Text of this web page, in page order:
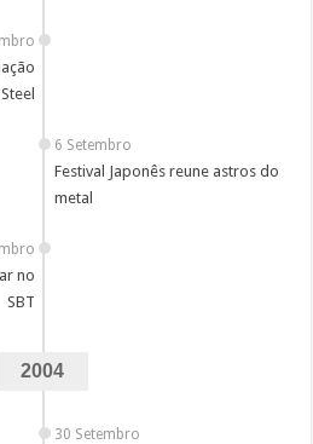
6 Setembro
Festival Japonês reune astros do
metal
no
SBT
2004
30 Setembro